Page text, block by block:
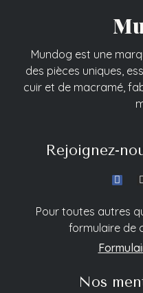
Mundog est une
des pièces uniques,
cuir et de macramé,
Rejoignez-
Pour toutes autres
formulaire de
Nos